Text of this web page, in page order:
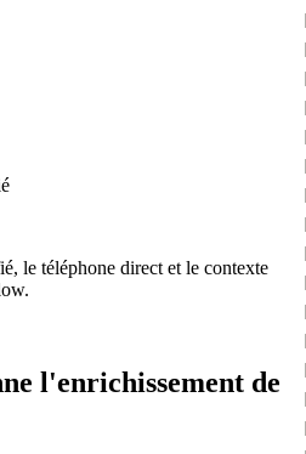
le téléphone direct et le contexte
l'enrichissement de